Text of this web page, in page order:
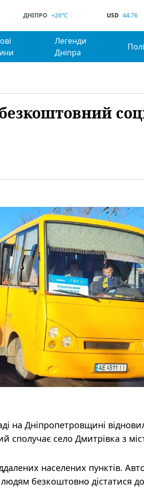
ДНІПРО +26°C USD 44.76
Легенди
Дніпра
на Дніпропетровщині
сполучає село Дмитрівка з
населених пунктів.
безкоштовно дістатися